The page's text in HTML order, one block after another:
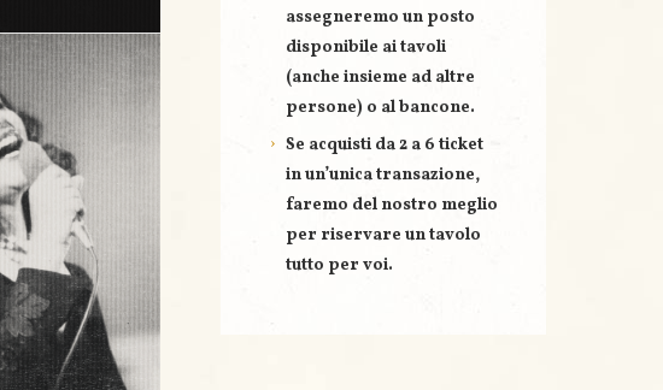
assegneremo un posto
disponibile ai tavoli
(anche insieme ad altre
persone) o al bancone.
Se acquisti da 2 a 6 ticket
in un’unica transazione,
faremo del nostro meglio
per riservare untavolo
tutto per voi.